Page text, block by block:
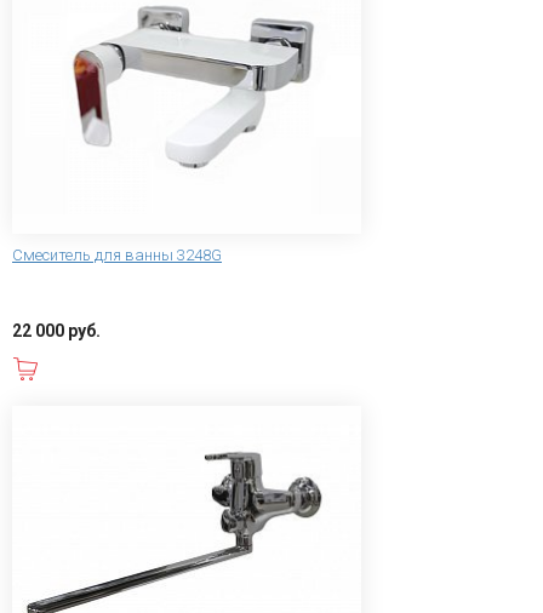
Смеситель для ванны 3248G
22 000 руб.